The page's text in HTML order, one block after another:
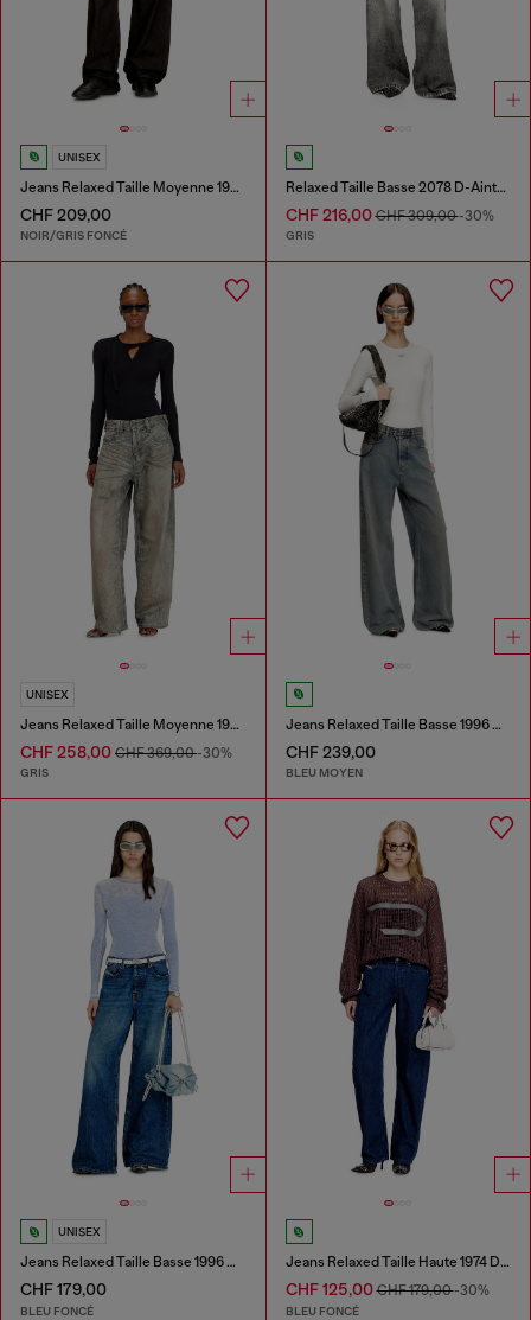
UNISEX
Jeans Relaxed Taille Moyenne 1997 D-Enim-M
CHF 209,00
NOIR/GRIS FONCÉ
Relaxed Taille Basse 2078 D-Ainty Joggjeans®
CHF 216,00CHF 309,00-30%
GRIS
UNISEX
Jeans Relaxed Taille Moyenne 1997 D-Enim-M
CHF 258,00 CHF 369,00-30%
GRIS
Jeans Relaxed Taille Basse 1996 D-Sire
CHF 239,00
BLEU MOYEN
UNISEX
Jeans Relaxed Taille Basse 1996 D-Sire
CHF 179,00
BLEU FONCÉ
Jeans Relaxed Taille Haute 1974 D-Ellz
CHF 125,00CHF 179,00-30%
BLEU FONCÉ